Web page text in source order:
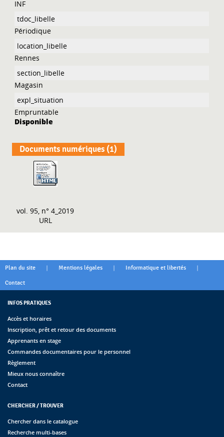
INF
Périodique
Rennes
Magasin
Empruntable
Disponible
Documents numériques (1)
vol. 95, n° 4_2019
URL
Plan du site | Mentions légales | Informatique et libertés |
Contact
INFOS PRATIQUES
Accès et horaires
Inscription, prêt et retour des documents
Apprenants en stage
Commandes documentaires pour le personnel
Règlement
Mieux nous connaître
Contact
CHERCHER / TROUVER
Chercher dans le catalogue
Recherche multi-bases